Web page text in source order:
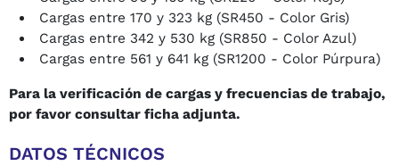
Cargas entre 170 y 323 kg (SR450 - Color Gris)
Cargas entre 342 y 530 kg (SR850 - Color Azul)
Cargas entre 561 y 641 kg (SR1200 - Color Púrpura)
Para la verificación de cargas y frecuencias de trabajo,
por favor consultar ficha adjunta.
DATOS TÉCNICOS